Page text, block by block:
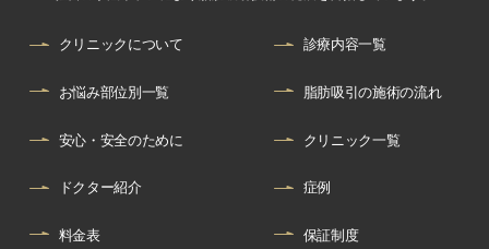
クリニックについて 診療内容一覧
お悩み部位別一覧 脂肪吸引の施術の流れ
安心・安全のために クリニック一覧
ドクター紹介 症例
料金表 保証制度